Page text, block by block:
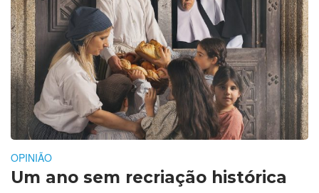
OPINIÃO
Um ano sem recriação histórica